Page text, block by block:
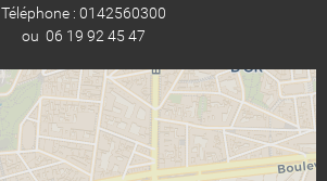
Téléphone : 0142560300
ou 06 19 92 45 47